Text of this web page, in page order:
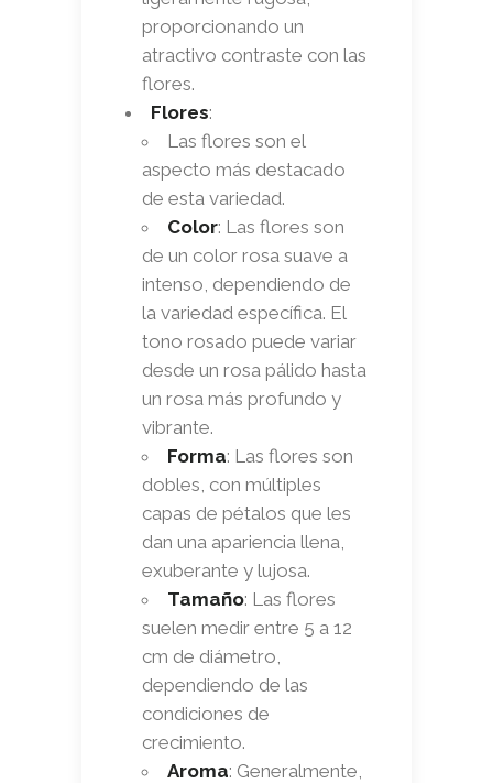
proporcionando un
atractivo contraste con las
flores.
Flores:
Las flores son el
aspecto más destacado
de esta variedad.
Color: Las flores son
de un color rosa suave a
intenso, dependiendo de
la variedad específica. El
tono rosado puede variar
desde un rosa pálido hasta
un rosa más profundo y
vibrante.
Forma: Las flores son
dobles, con múltiples
capas de pétalos que les
dan una apariencia llena,
exuberante y lujosa.
Tamaño: Las flores
suelen medir entre 5 a 12
cm de diámetro,
dependiendo de las
condiciones de
crecimiento.
Aroma: Generalmente,